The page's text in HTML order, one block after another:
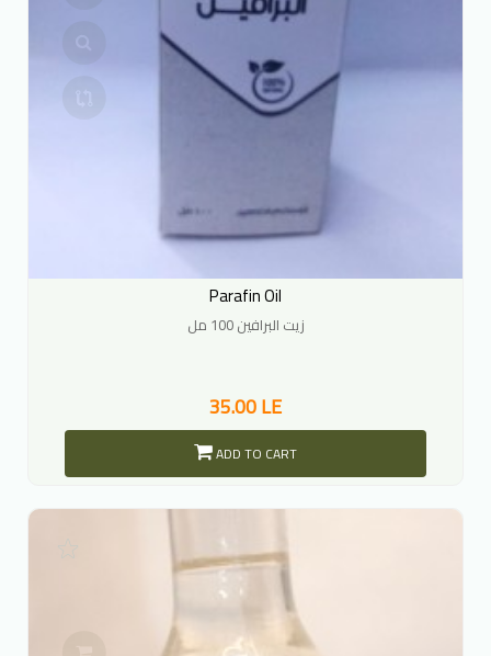
Parafin Oil
زيت البرافين 100 مل
35.00 LE
ADD TO CART